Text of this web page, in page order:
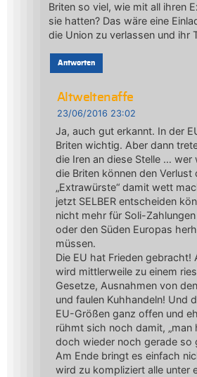
Briten so viel, wie mit all ihren
sie hatten? Das wäre eine
die Union zu verlassen und ihr
Antworten
Altweltenaffe
23/06/2016 23:02
Ja, auch gut erkannt. In der
Briten wichtig. Aber dann
die Iren an diese Stelle … wer
die Briten können den Verlust
„Extrawürste“ damit wett
jetzt SELBER entscheiden
nicht mehr für Soli-
oder den Süden Europas
müssen.
Die EU hat Frieden gebracht!
wird mittlerweile zu einem
Gesetze, Ausnahmen von
und faulen Kuhhandeln! Und
EU-Größen ganz offen und
rühmt sich noch damit, „man
doch wieder noch gerade so
Am Ende bringt es einfach
wird zu kompliziert alle unter